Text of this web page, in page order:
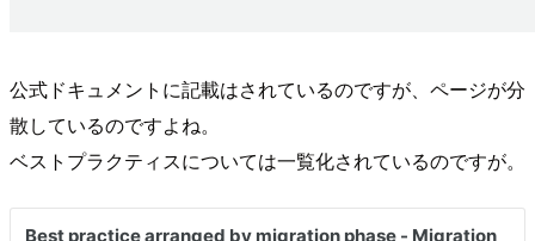
公式ドキュメントに記載はされているのですが、ページが分
散しているのですよね。
ベストプラクティスについては一覧化されているのですが。